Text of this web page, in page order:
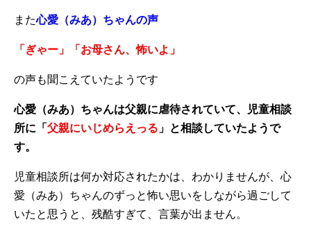
また心愛（みあ）ちゃんの声
「ぎゃー」「お母さん、怖いよ」
の声も聞こえていたようです
心愛（みあ）ちゃんは父親に虐待されていて、児童相談
所に「 父親にいじめらえっる 」と相談していたようで
す。
児童相談所は何か対応されたかは、わかりませんが、心
愛（みあ）ちゃんのずっと怖い思いをしながら過ごして
いたと思うと、残酷すぎて、言葉が出ません。